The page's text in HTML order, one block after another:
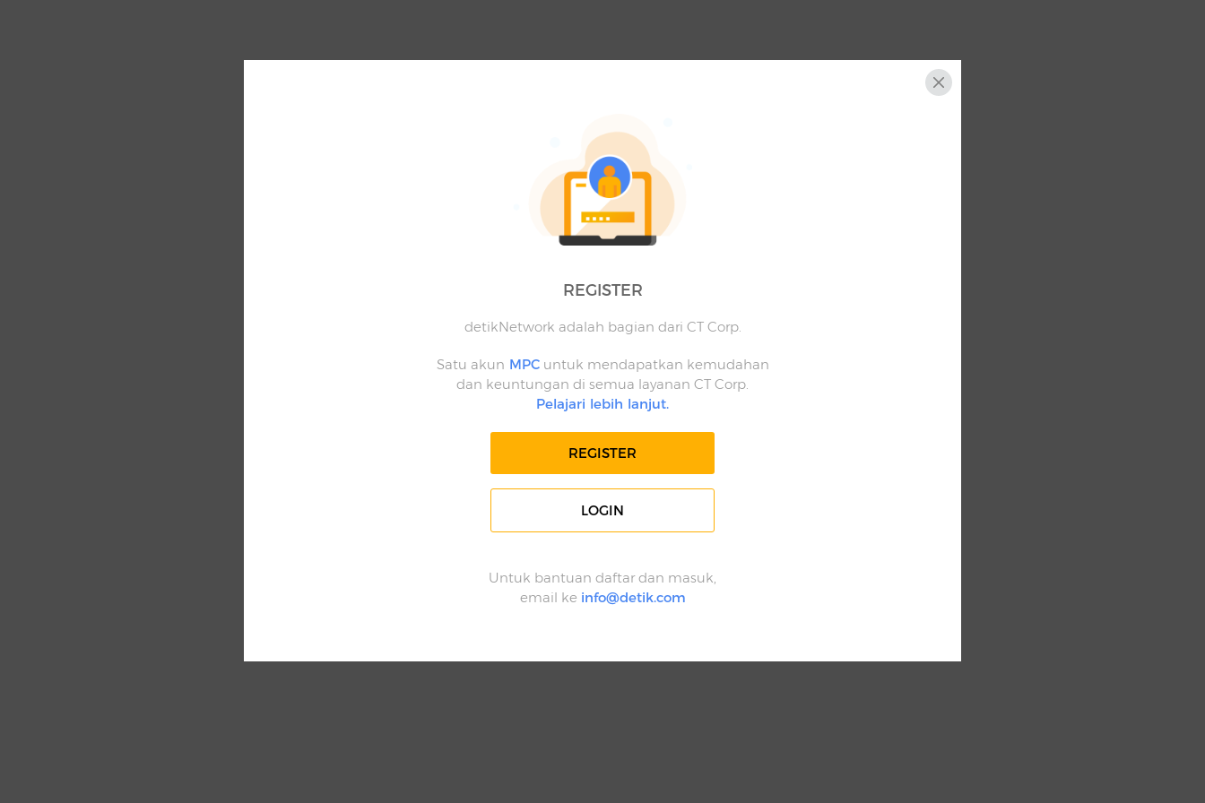
REGISTER
detikNetwork adalah bagian dari CT Corp.
Satu akun MPCuntuk mendapatkan kemudahan
dan keuntungan di semua layanan CT Corp.
Pelajari lebih lanjut.
REGISTER
LOGIN
Untuk bantuan daftar dan masuk,
email ke info@detik.com